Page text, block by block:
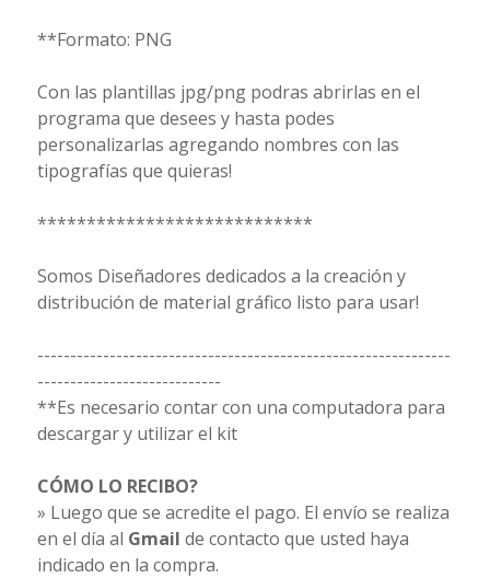
**Formato: PNG
Con las plantillas jpg/png podras abrirlas en el
programa que desees y hasta podes
personalizarlas agregando nombres con las
tipografías que quieras!
****************************
Somos Diseñadores dedicados a la creación y
distribución de material gráfico listo para usar!
---------------------------------------------------------------
----------------------------
**Es necesario contar con una computadora para
descargar y utilizar el kit
CÓMO LO RECIBO?
» Luego que se acredite el pago. El envío se realiza
en el día al Gmail de contacto que usted haya
indicado en la compra.